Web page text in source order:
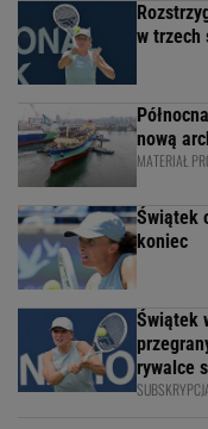
w trzech
nową
MATERIAŁ
Świątek
koniec
Świątek
rywalce